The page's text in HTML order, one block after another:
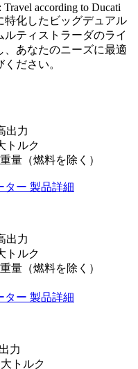
according to Ducati
特化したビッグデュアル
ルティストラーダのライ
、あなたのニーズに最適
ださい。
出力
トルク
量（燃料を除く）
ター 製品詳細
出力
トルク
量（燃料を除く）
ター 製品詳細
力
トルク